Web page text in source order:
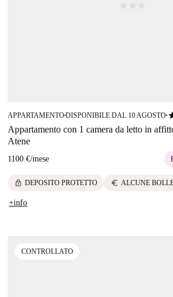
APPARTAMENTO■DISPONIBILE DAL 10 AGOSTO■
Appartamento con 1 camera da letto in
Atene
1100 €/mese
lock DEPOSITO PROTETTO euro ALCUNE
+info
CONTROLLATO